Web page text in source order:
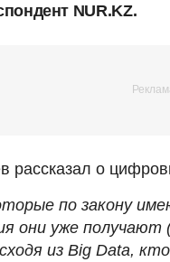
NUR.KZ.
рассказал о
по закону
они уже получают
из Big Data,